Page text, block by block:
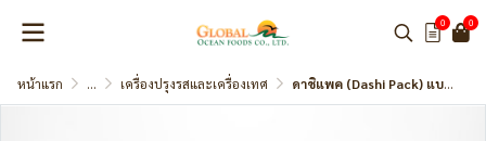
0 0
หน้าแรก ... เครื่องปรุงรสและเครื่องเทศ ดาชิแพค (Dashi Pack) แบรนด์ JFDA ผงซุปดาชิคุณภาพสูง